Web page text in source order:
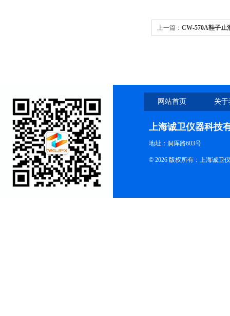
上一篇： CW-570A鞋子止
网站首页 关
上海诚卫仪器科技
地址：洞厍路603号
© 2026 版权所有：上海诚卫